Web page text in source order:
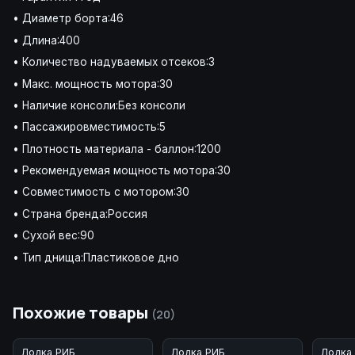
• Диаметр борта:46
• Длина:400
• Количество надуваемых отсеков:3
• Макс. мощность мотора:30
• Наличие консоли:Без консоли
• Пассажировместимость:5
• Плотность материала - баллон:1200
• Рекомендуемая мощность мотора:30
• Совместимость с мотором:30
• Страна бренда:Россия
• Сухой вес:90
• Тип днища:Пластиковое дно
Похожие товары (20)
Лодка РИБ
Лодка РИБ
Лодка